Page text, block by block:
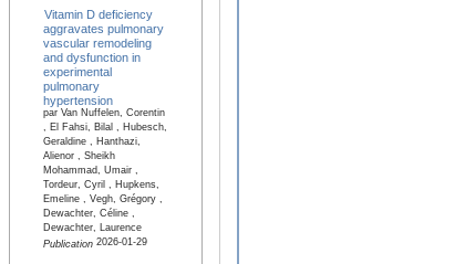
Vitamin D deficiency
aggravates pulmonary
vascular remodeling
and dysfunction in
experimental
pulmonary
hypertension
par Van Nuffelen, Corentin
, El Fahsi, Bilal , Hubesch,
Geraldine , Hanthazi,
Alienor , Sheikh
Mohammad, Umair ,
Tordeur, Cyril , Hupkens,
Emeline , Vegh, Grégory ,
Dewachter, Céline ,
Dewachter, Laurence
Publication2026-01-29